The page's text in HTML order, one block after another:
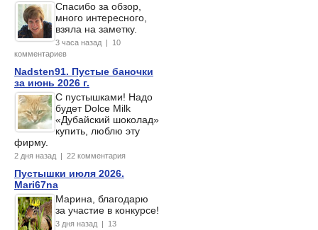
Спасибо за обзор,
много интересного,
взяла на заметку.
3 часа назад | 10
комментариев
Nadsten91. Пустые баночки
за июнь 2026 г.
С пустышками! Надо
будет Dolce Milk
«Дубайский шоколад»
купить, люблю эту
фирму.
2 дня назад | 22 комментария
Пустышки июля 2026.
Mari67na
Марина, благодарю
за участие в конкурсе!
3 дня назад | 13